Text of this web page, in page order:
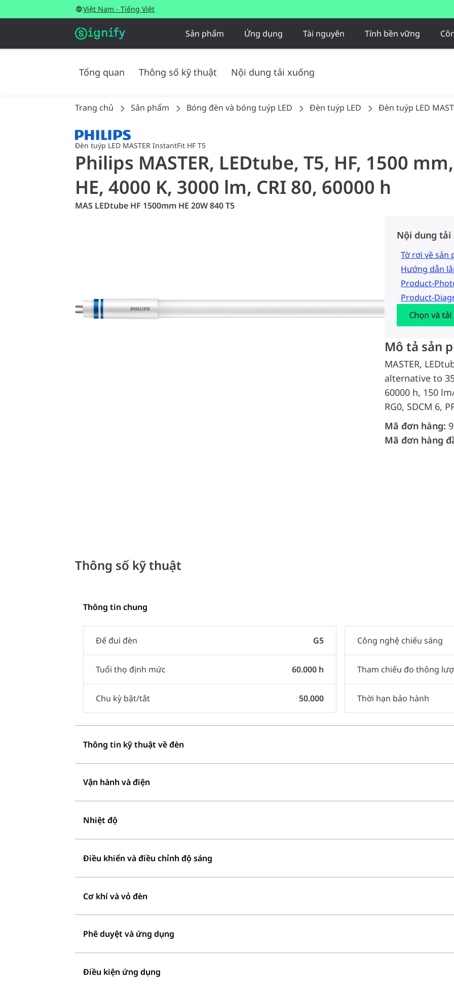
Việt Nam - Tiếng Việt
Sản phẩm Ứng dụng Tài nguyên Tính bền vững
Tổng quan Thông số kỹ thuật Nội dung tải xuống
Trang chủ Sản phẩm Bóng đèn và bóng tuýp LED Đèn tuýp LED Đèn tuýp LED
Đèn tuýp LED MASTER InstantFit HF T5
Philips MASTER, LEDtube, T5, HF, 1500
HE, 4000 K, 3000 lm, CRI 80, 60000 h
MAS LEDtube HF 1500mm HE 20W 840 T5
Nội dung tải
Tờ rơi về sản
Hướng dẫn
Product-
Product-
Chọn và
Mô tả sản
MASTER,
alternative to
60000 h, 150
RG0, SDCM 6,
Mã đơn hàng:
Mã đơn hàng
Thông số kỹ thuật
Thông tin chung
Đế đui đèn G5
Tuổi thọ định mức 60.000 h
Chu kỳ bật/tắt 50.000
Công nghệ chiếu sáng
Tham chiếu đo thông
Thời hạn bảo hành
Thông tin kỹ thuật về đèn
Vận hành và điện
Nhiệt độ
Điều khiển và điều chỉnh độ sáng
Cơ khí và vỏ đèn
Phê duyệt và ứng dụng
Điều kiện ứng dụng